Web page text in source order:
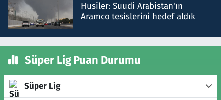
Husiler: Suudi Arabistan'ın
Aramco tesislerini hedef aldık
Süper Lig Puan Durumu
Süper Lig